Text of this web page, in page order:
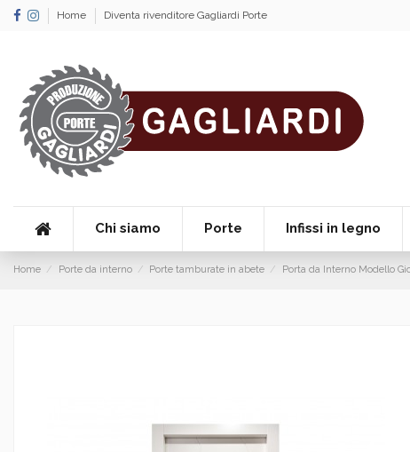
Home Diventa rivenditore Gagliardi Porte
Chi siamo Porte Infissi in legno
Home Porte da interno Porte tamburate in abete Porta da Interno Modello